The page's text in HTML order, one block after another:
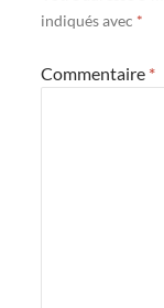
indiqués avec *
Commentaire *